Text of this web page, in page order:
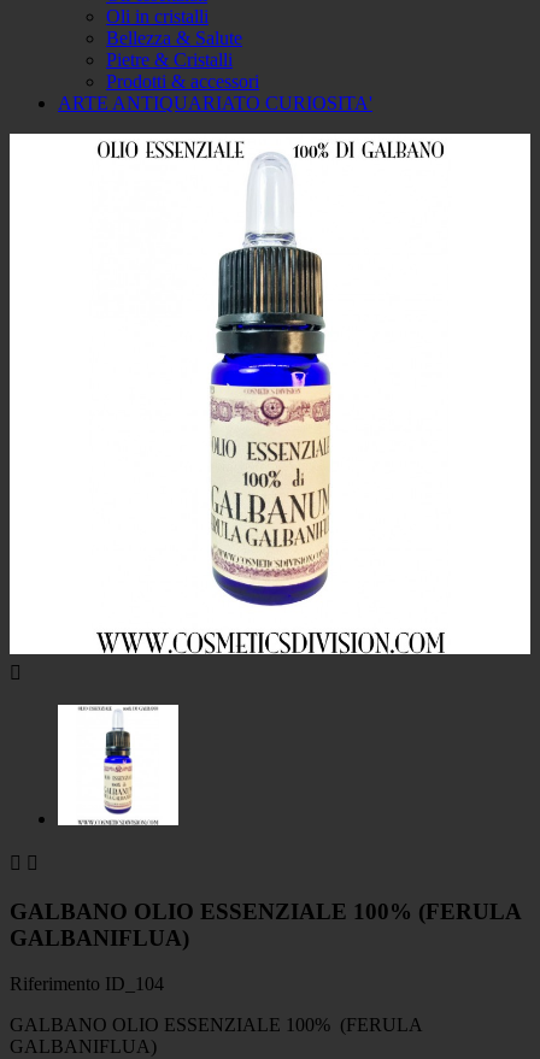
Oli in cristalli
Bellezza & Salute
Pietre & Cristalli
Prodotti & accessori
ARTE ANTIQUARIATO CURIOSITA'

 
GALBANO OLIO ESSENZIALE 100% (FERULA
GALBANIFLUA)
Riferimento ID_104
GALBANO OLIO ESSENZIALE 100% (FERULA
GALBANIFLUA)